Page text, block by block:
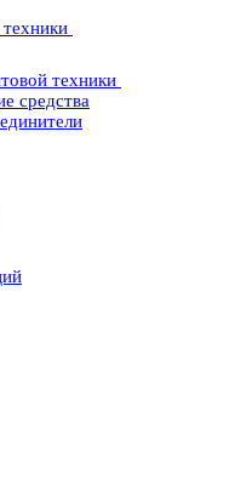
техники
средства